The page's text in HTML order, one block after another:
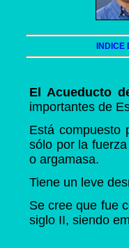
El Acueducto
importantes de
Está compuesto
sólo por la
o argamasa.
Tiene un leve
Se cree que fue
siglo II, siendo